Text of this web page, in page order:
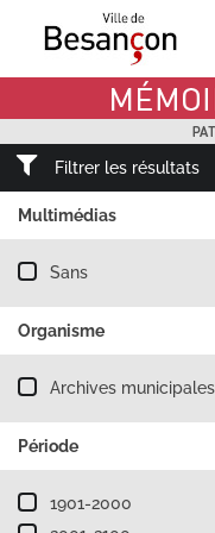
Mémoire Vive patrimoine
Filtrer les résultats
Multimédias
Filtre les
Sans
Organisme
Filtre les
Archives
Période
Filtre les
1901-2000